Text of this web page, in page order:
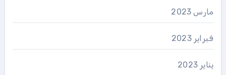
مارس 2023
فبراير 2023
يناير 2023